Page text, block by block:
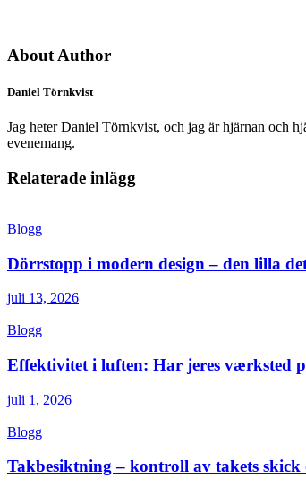
About Author
Daniel Törnkvist
Jag heter Daniel Törnkvist, och jag är hjärnan och
evenemang.
Relaterade inlägg
Blogg
Dörrstopp i modern design – den lilla
juli 13, 2026
Blogg
Effektivitet i luften: Har jeres værksted
juli 1, 2026
Blogg
Takbesiktning – kontroll av takets